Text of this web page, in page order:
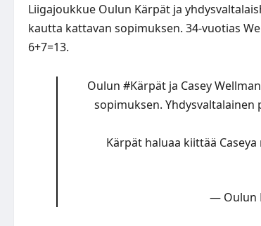
Liigajoukkue Oulun Kärpät ja
kautta kattavan sopimuksen. 34-vuotias
6+7=13.
Oulun#Kärpät ja Casey
sopimuksen. Yhdysvaltalainen
Kärpät haluaa kiittää
— Oulun